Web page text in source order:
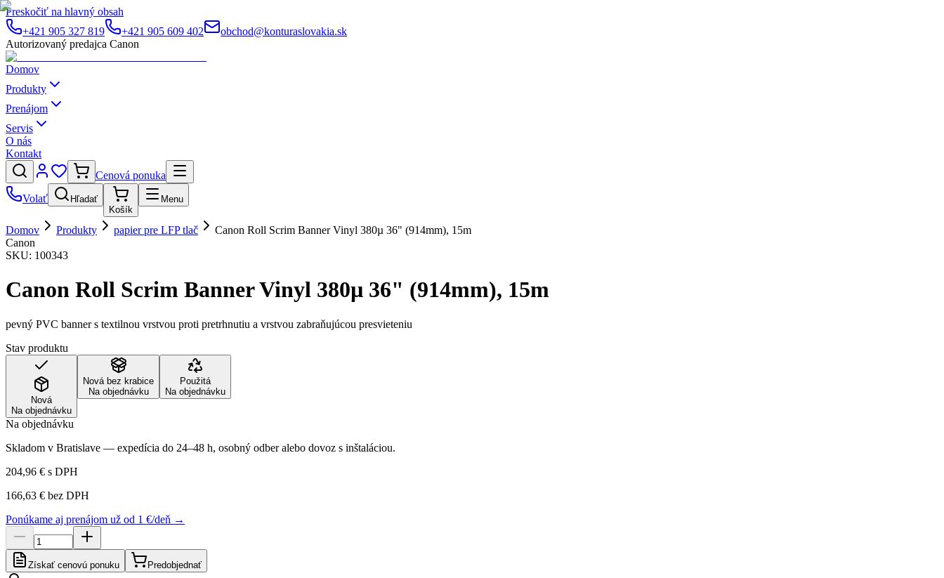
Preskočiť na hlavný obsah
+421 905 327 819
+421 905 609 402
obchod@konturaslovakia.sk
Autorizovaný predajca Canon
Domov
Produkty
Prenájom
Servis
O nás
Kontakt
Cenová ponuka
Volať
Hľadať
Košík
Menu
Domov Produkty papier pre LFP tlač
Canon Roll Scrim Banner Vinyl 380µ 36" (914mm), 15m
Canon
SKU: 100343
Canon Roll Scrim Banner Vinyl 380µ 36" (914mm), 15m
pevný PVC banner s textilnou vrstvou proti pretrhnutiu a vrstvou zabraňujúcou presvieteniu
Stav produktu
Nová
Na objednávku
Nová bez krabice
Na objednávku
Použitá
Na objednávku
Na objednávku
Skladom v Bratislave — expedícia do 24–48 h, osobný odber alebo dovoz s inštaláciou.
204,96 € s DPH
166,63 € bez DPH
Ponúkame aj prenájom už od 1 €/deň →
Získať cenovú ponuku Predobjednať